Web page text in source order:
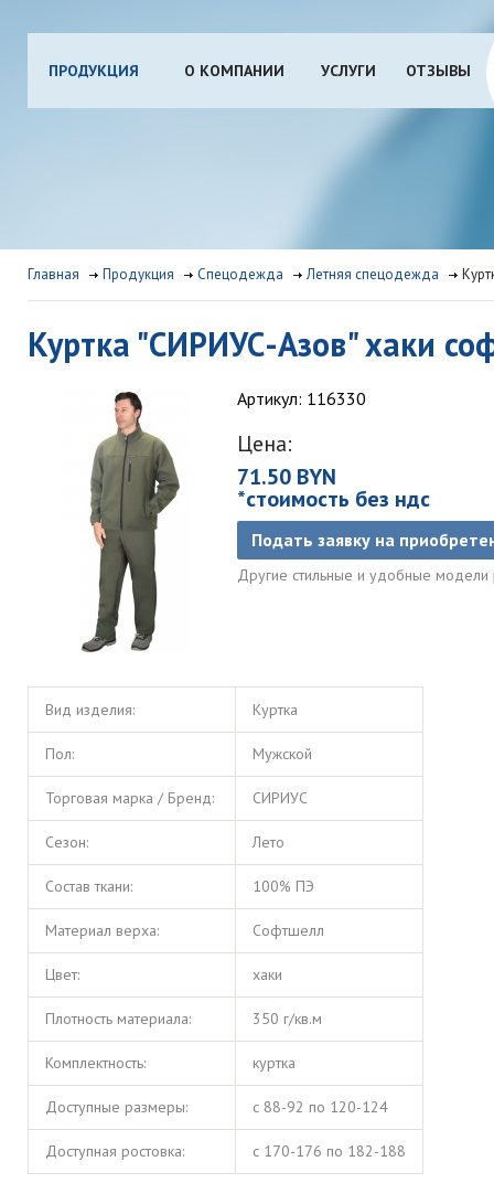
ПРОДУКЦИЯ О КОМПАНИИ УСЛУГИ ОТЗЫВЫ
Главная Продукция Спецодежда Летняя спецодежда
Куртка "СИРИУС-Азов" хаки
Артикул: 116330
Цена:
71.50 BYN
*стоимость без ндс
Подать заявку на
Другие стильные и удобные модели
Вид изделия: Куртка
Пол: Мужской
Торговая марка / Бренд: СИРИУС
Сезон: Лето
Состав ткани: 100% ПЭ
Материал верха: Софтшелл
Цвет: хаки
Плотность материала: 350 г/кв.м
Комплектность: куртка
Доступные размеры: с 88-92 по 120-124
Доступная ростовка: с 170-176 по 182-188